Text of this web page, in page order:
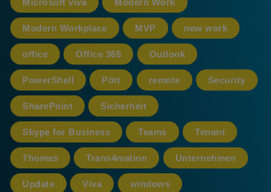
Microsoft viva Modern Work
Modern Workplace MVP new work
office Office 365 Outlook
PowerShell Pött remote Security
SharePoint Sicherheit
Skype for Business Teams Tenant
Thomas Trans4mation Unternehmen
Update Viva windows